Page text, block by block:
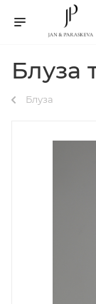
Блуза
Блуза